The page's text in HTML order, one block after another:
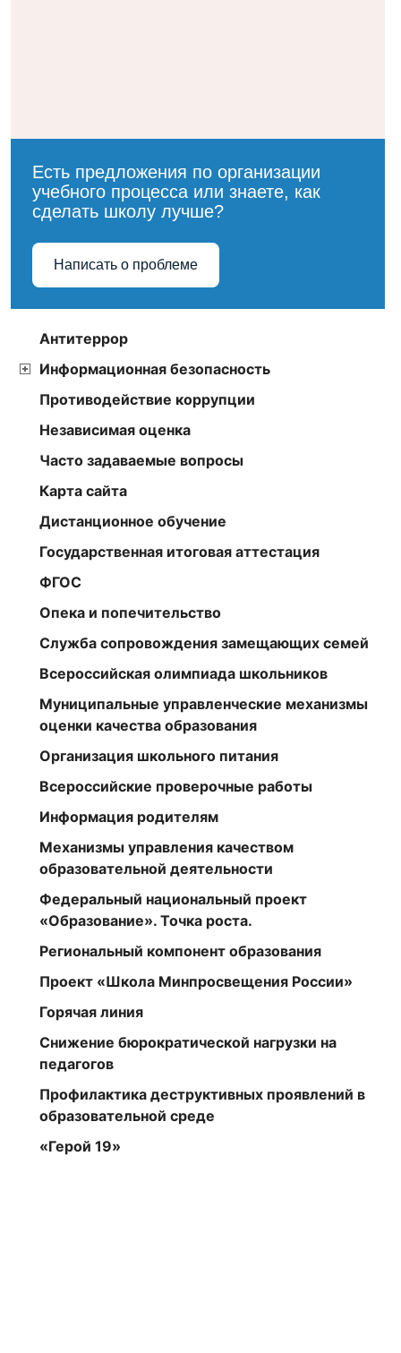
образовательную деятельность в
2019 году
Результаты независимой оценки
образовательной деятельности
организаций, осуществляющих
Есть предложения по организации
учебного процесса или знаете, как
сделать школу лучше?
Написать о проблеме
Антитеррор
Информационная безопасность
Противодействие коррупции
Независимая оценка
Часто задаваемые вопросы
Карта сайта
Дистанционное обучение
Государственная итоговая аттестация
ФГОС
Опека и попечительство
Служба сопровождения замещающих семей
Всероссийская олимпиада школьников
Муниципальные управленческие механизмы
оценки качества образования
Организация школьного питания
Всероссийские проверочные работы
Информация родителям
Механизмы управления качеством
образовательной деятельности
Федеральный национальный проект
«Образование». Точка роста.
Региональный компонент образования
Проект «Школа Минпросвещения России»
Горячая линия
Снижение бюрократической нагрузки на
педагогов
Профилактика деструктивных проявлений в
образовательной среде
«Герой 19»